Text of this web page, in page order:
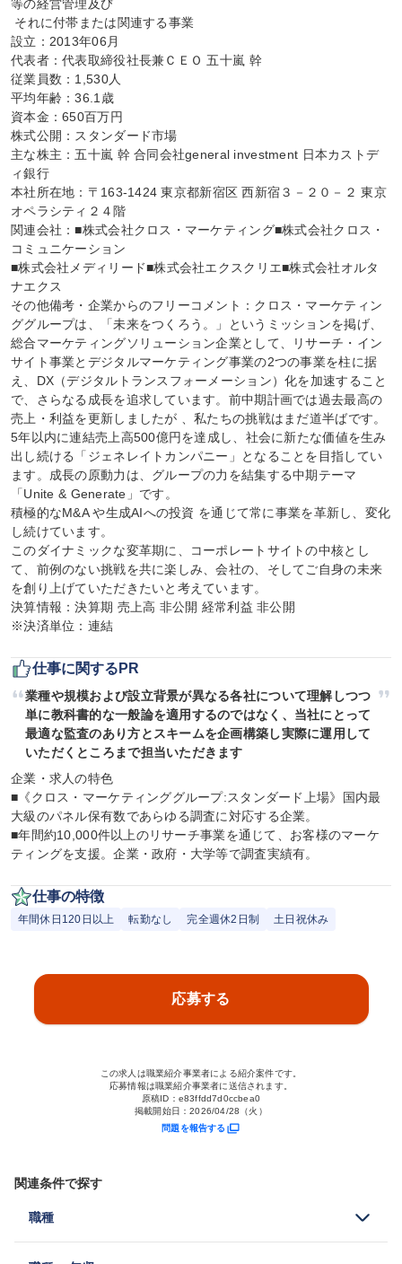
等の経営管理及び
設立：2013年06月
代表者：代表取締役社長兼ＣＥＯ 五十嵐 幹
従業員数：1,530人
平均年齢：36.1歳
資本金：650百万円
株式公開：スタンダード市場
主な株主：五十嵐 幹 合同会社general investment 日本カストデ
ィ銀行
本社所在地：〒163-1424 東京都新宿区 西新宿３－２０－２ 東京
オペラシティ２４階
関連会社：■株式会社クロス・マーケティング■株式会社クロス・
コミュニケーション
■株式会社メディリード■株式会社エクスクリエ■株式会社オルタ
ナエクス
その他備考・企業からのフリーコメント：クロス・マーケティン
ググループは、「未来をつくろう。」というミッションを掲げ、
総合マーケティングソリューション企業として、リサーチ・イン
サイト事業とデジタルマーケティング事業の2つの事業を柱に据
え、DX（デジタルトランスフォーメーション）化を加速すること
で、さらなる成長を追求しています。前中期計画では過去最高の
売上・利益を更新しましたが 、私たちの挑戦はまだ道半ばです。
5年以内に連結売上高500億円を達成し、社会に新たな価値を生み
出し続ける「ジェネレイトカンパニー」となることを目指してい
ます。成長の原動力は、グループの力を結集する中期テーマ
「Unite & Generate」です。
積極的なM&A や生成AIへの投資 を通じて常に事業を革新し、変化
し続けています。
このダイナミックな変革期に、コーポレートサイトの中核とし
て、前例のない挑戦を共に楽しみ、会社の、そしてご自身の未来
を創り上げていただきたいと考えています。
決算情報：決算期 売上高 非公開 経常利益 非公開
※決済単位：連結
仕事に関するPR
業種や規模および設立背景が異なる各社について理解しつつ
単に教科書的な一般論を適用するのではなく、当社にとって
最適な監査のあり方とスキームを企画構築し実際に運用して
いただくところまで担当いただきます
企業・求人の特色
■《クロス・マーケティンググループ:スタンダード上場》国内最
大級のパネル保有数であらゆる調査に対応する企業。
■年間約10,000件以上のリサーチ事業を通じて、お客様のマーケ
ティングを支援。企業・政府・大学等で調査実績有。
仕事の特徴
年間休日120日以上 転勤なし 完全週休2日制 土日祝休み
応募する
この求人は職業紹介事業者による紹介案件です。
応募情報は職業紹介事業者に送信されます。
原稿ID： e83ffdd7d0ccbea0
掲載開始日：2026/04/28（火）
問題を報告する
関連条件で探す
職種